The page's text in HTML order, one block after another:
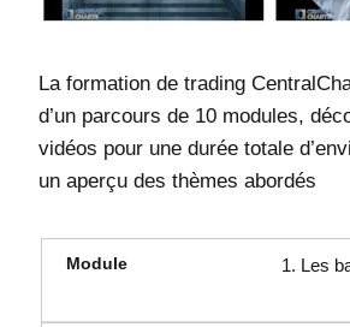
La formation de trading
d’un parcours de 10 modules,
vidéos pour une durée totale
un aperçu des thèmes abordés
1. Les